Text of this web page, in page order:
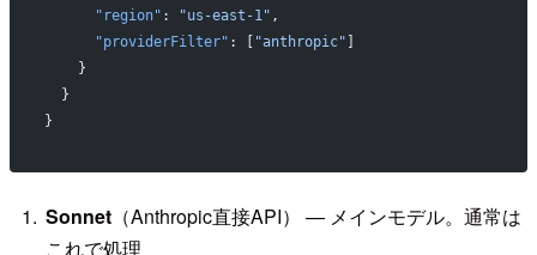
      "region"
: "us-east-1" ,
      "providerFilter"
: [ "anthropic"
    }
  }
}
Sonnet （Anthropic直接API） — メインモデル。通常は
これで処理